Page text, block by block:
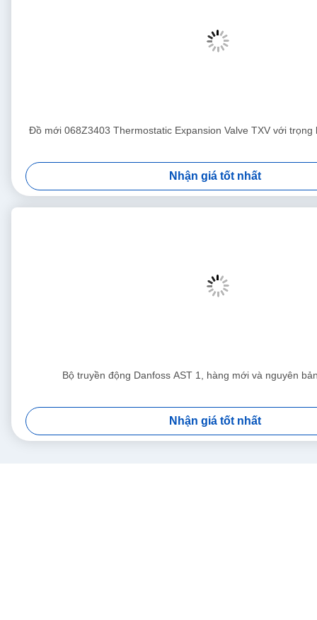
Đồ mới 068Z3403 Thermostatic Expansion Valve TXV với trọng
Nhận giá tốt nhất
Bộ truyền động Danfoss AST 1, hàng mới và nguyên
Nhận giá tốt nhất